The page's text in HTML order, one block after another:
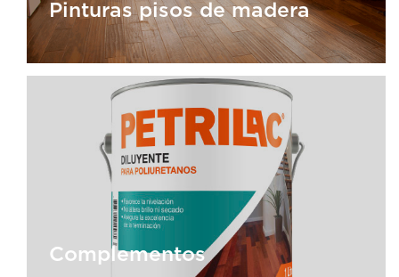
Pinturas pisos de madera
Pinturas pisos de madera
Complementos